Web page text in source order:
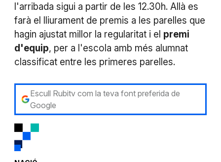
l'arribada sigui a partir de les 12.30h. Allà es
farà el lliurament de premis a les parelles que
hagin ajustat millor la regularitat i el premi
d'equip, per a l'escola amb més alumnat
classificat entre les primeres parelles.
Escull Rubitv com la teva font preferida de
Google